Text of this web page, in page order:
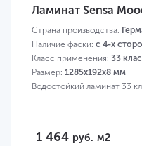
Ламинат Sensa
Страна производства:
Наличие фаски: с 4-х
Класс применения: 33
Размер: 1285х192х8 мм
Водостойкий ламинат 33
1 464 руб. м2